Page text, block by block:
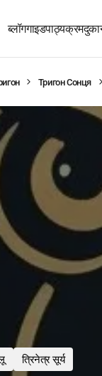
ब्लॉगगाइडपाठ्यक्रम
Тригон Сонця
त्रिनेत्र सूर्य